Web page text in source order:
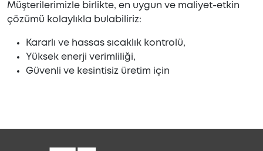
Müşterilerimizle birlikte, en uygun ve maliyet-etkin
çözümü kolaylıkla bulabiliriz:
Kararlı ve hassas sıcaklık kontrolü,
Yüksek enerji verimliliği,
Güvenli ve kesintisiz üretim için